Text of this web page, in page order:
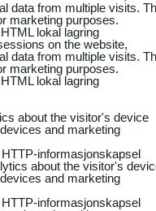
data from multiple visits.
marketing purposes.
lokal lagring
on the website,
data from multiple visits.
marketing purposes.
lokal lagring
about the visitor's device
and marketing
HTTP-informasjonskapsel
about the visitor's
and marketing
HTTP-informasjonskapsel